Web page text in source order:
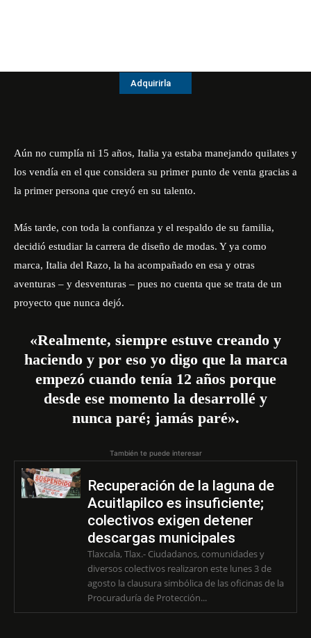
Adquirirla
Aún no cumplía ni 15 años, Italia ya estaba manejando quilates y
los vendía en el que considera su primer punto de venta gracias a
la primer persona que creyó en su talento.
Más tarde, con toda la confianza y el respaldo de su familia,
decidió estudiar la carrera de diseño de modas. Y ya como
marca, Italia del Razo, la ha acompañado en esa y otras
aventuras – y desventuras – pues no cuenta que se trata de un
proyecto que nunca dejó.
«Realmente, siempre estuve creando y
haciendo y por eso yo digo que la marca
empezó cuando tenía 12 años porque
desde ese momento la desarrollé y
nunca paré; jamás paré».
También te puede interesar
Recuperación de la laguna de
Acuitlapilco es insuficiente;
colectivos exigen detener
descargas municipales
Tlaxcala, Tlax.- Ciudadanos, comunidades y
diversos colectivos realizaron este lunes 3 de
agosto la clausura simbólica de las oficinas de la
Procuraduría de Protección...